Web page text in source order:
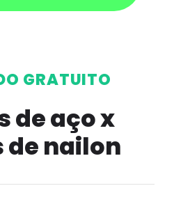
GRATUITO
de aço x
de nailon